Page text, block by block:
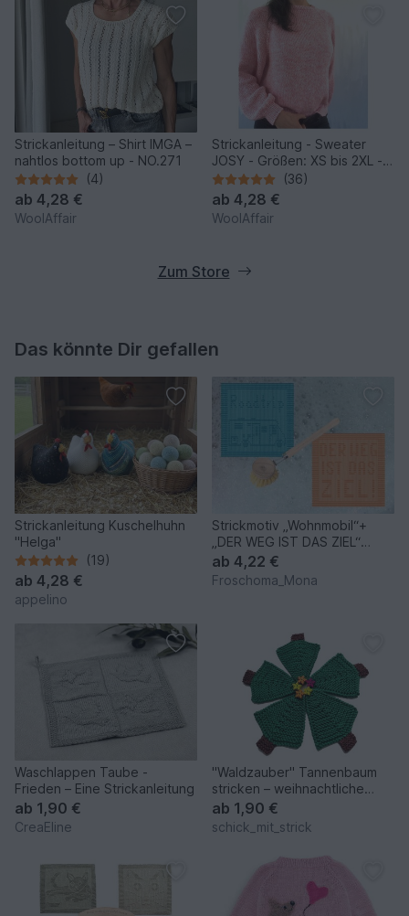
Strickanleitung – Shirt IMGA –
nahtlos bottom up - NO.271
(4)
ab 4,28 €
WoolAffair
Strickanleitung - Sweater
JOSY - Größen: XS bis 2XL -
No.235E
(36)
ab 4,28 €
WoolAffair
Zum Store
Das könnte Dir gefallen
Strickanleitung Kuschelhuhn
"Helga"
(19)
ab 4,28 €
appelino
Strickmotiv „Wohnmobil“+
„DER WEG IST DAS ZIEL“
Deckchen Spültuch Serviette
ab 4,22 €
Froschoma_Mona
Waschlappen Taube -
Frieden – Eine Strickanleitung
ab 1,90 €
CreaEline
"Waldzauber" Tannenbaum
stricken – weihnachtliche
Deko in 3 Größen
ab 1,90 €
schick_mit_strick